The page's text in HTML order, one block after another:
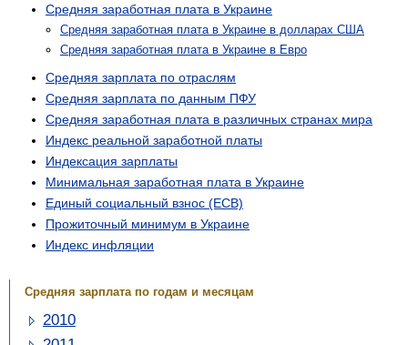
Средняя заработная плата в Украине
Средняя заработная плата в Украине в долларах США
Средняя заработная плата в Украине в Евро
Средняя зарплата по отраслям
Средняя зарплата по данным ПФУ
Средняя заработная плата в различных странах мира
Индекс реальной заработной платы
Индексация зарплаты
Минимальная заработная плата в Украине
Единый социальный взнос (ЕСВ)
Прожиточный минимум в Украине
Индекс инфляции
Средняя зарплата по годам и месяцам
2010